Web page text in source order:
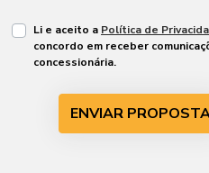
Li e aceito a Política de
concordo em receber
concessionária.
ENVIAR